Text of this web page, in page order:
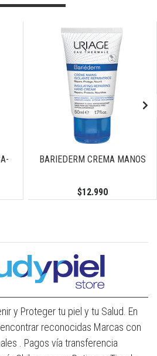
BARIEDERM CREMA MANOS
$12.990
y Proteger tu piel y tu Salud. En
reconocidas Marcas con
. Pagos vía transferencia